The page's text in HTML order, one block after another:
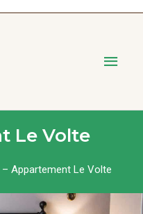
Le Volte
– Appartement Le Volte